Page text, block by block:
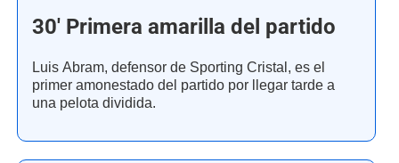
30' Primera amarilla del partido
Luis Abram, defensor de Sporting Cristal, es el
primer amonestado del partido por llegar tarde a
una pelota dividida.